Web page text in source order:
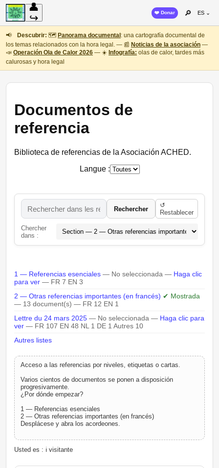
👤
↪
❤️ Donar 🔎 ES ⌄
📢 Descubrir: 🗺️ Panorama documental : una cartografía documental de
los temas relacionados con la hora legal. — 📰 Noticias de la asociación —
📣 Operación Ola de Calor 2026 — ☀️ Infografía: olas de calor, tardes más
calurosas y hora legal
Documentos de
referencia
Biblioteca de referencias de la Asociación ACHED.
Langue :
Rechercher
↺
Restablecer
Chercher
dans :
1 — Referencias esenciales — No seleccionada — Haga clic
para ver — FR 7 EN 3
2 — Otras referencias importantes (en francés) ✔ Mostrada
— 13 document(s) — FR 12 EN 1
Lettre du 24 mars 2025 — No seleccionada — Haga clic para
ver — FR 107 EN 48 NL 1 DE 1 Autres 10
Autres listes
Acceso a las referencias por niveles, etiquetas o cartas.
Varios cientos de documentos se ponen a disposición
progresivamente.
¿Por dónde empezar?
1 — Referencias esenciales
2 — Otras referencias importantes (en francés)
Desplácese y abra los acordeones.
Usted es : ℹ️ visitante